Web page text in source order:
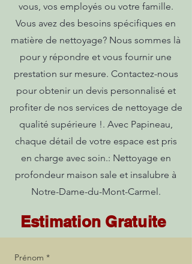
vous, vos employés ou votre famille.
Vous avez des besoins spécifiques en
matière de nettoyage? Nous sommes là
pour y répondre et vous fournir une
prestation sur mesure. Contactez-nous
pour obtenir un devis personnalisé et
profiter de nos services de nettoyage de
qualité supérieure !. Avec Papineau,
chaque détail de votre espace est pris
en charge avec soin.: Nettoyage en
profondeur maison sale et insalubre à
Notre-Dame-du-Mont-Carmel.
Estimation Gratuite
Prénom *